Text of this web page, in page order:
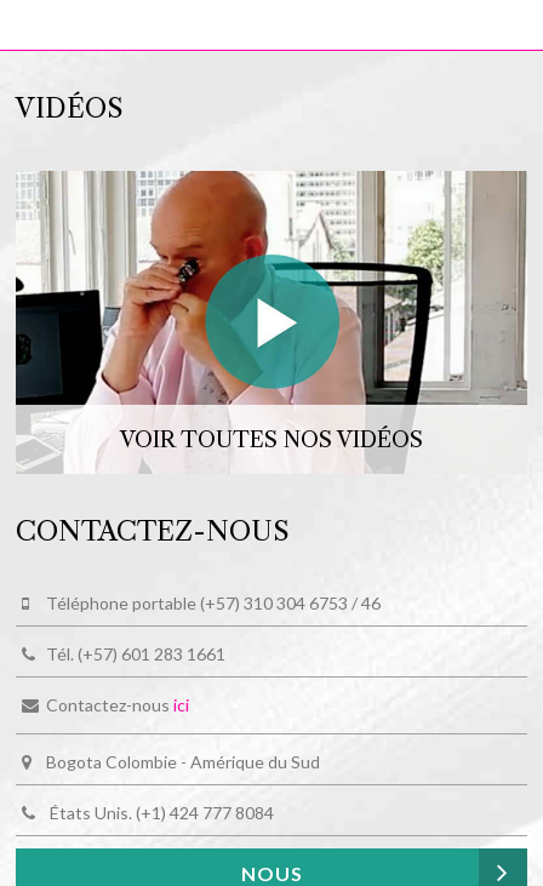
VIDÉOS
VOIR TOUTES NOS VIDÉOS
CONTACTEZ-NOUS
Téléphone portable (+57) 310 304 6753 / 46
Tél. (+57) 601 283 1661
Contactez-nousici
Bogota Colombie - Amérique du Sud
États Unis. (+1) 424 777 8084
NOUS